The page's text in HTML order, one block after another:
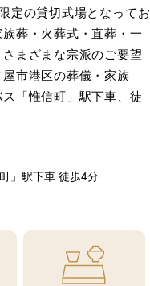
定の貸切式場となってお
葬・火葬式・直葬・一
まざまな宗派のご要望
市港区の葬儀・家族
「惟信町」駅下車、徒
」駅下車 徒歩4分